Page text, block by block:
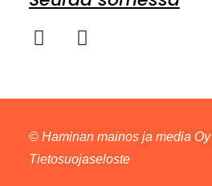
© Haminan mainos ja media Oy
Tietosuojaseloste